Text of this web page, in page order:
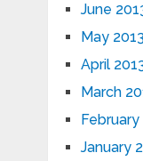
June
May 2013
April
March
February
January